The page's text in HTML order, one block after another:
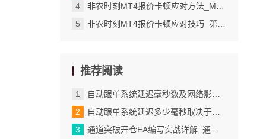
非农时刻MT4报价卡顿应对方法_MT4检查订单修改是否成功的具体步骤
非农时刻MT4报价卡顿应对技巧_第三步管理多个模板并灵活切换使用
推荐阅读
自动跟单系统延迟毫秒数及网络影响全解_软件版本与经纪商设置细节
自动跟单系统延迟多少毫秒取决于网络与服务器_网络质量直接决定数据传输速度_3
通道突破开仓EA编写实战详解_通道构建与突破判断的核心逻辑_2